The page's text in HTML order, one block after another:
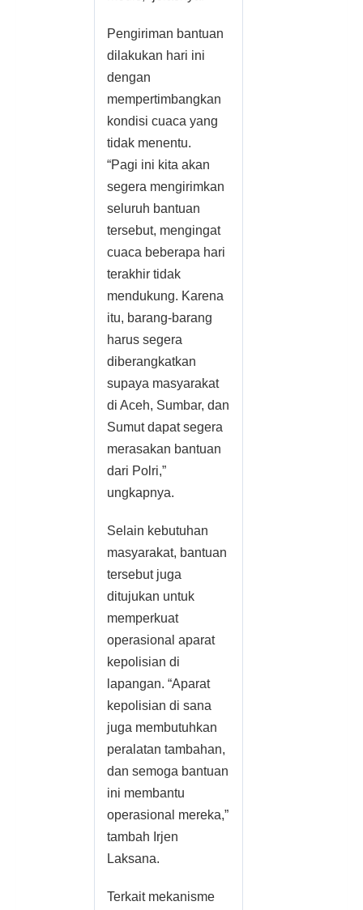
Pengiriman bantuan
dilakukan hari ini
dengan
mempertimbangkan
kondisi cuaca yang
tidak menentu.
“Pagi ini kita akan
segera mengirimkan
seluruh bantuan
tersebut, mengingat
cuaca beberapa hari
terakhir tidak
mendukung. Karena
itu, barang-barang
harus segera
diberangkatkan
supaya masyarakat
di Aceh, Sumbar, dan
Sumut dapat segera
merasakan bantuan
dari Polri,”
ungkapnya.
Selain kebutuhan
masyarakat, bantuan
tersebut juga
ditujukan untuk
memperkuat
operasional aparat
kepolisian di
lapangan. “Aparat
kepolisian di sana
juga membutuhkan
peralatan tambahan,
dan semoga bantuan
ini membantu
operasional mereka,”
tambah Irjen
Laksana.
Terkait mekanisme